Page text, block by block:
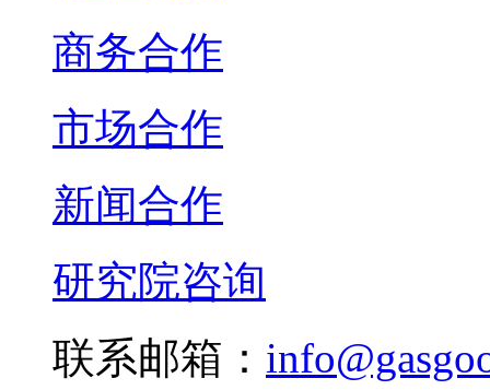
商务合作
市场合作
新闻合作
研究院咨询
联系邮箱：